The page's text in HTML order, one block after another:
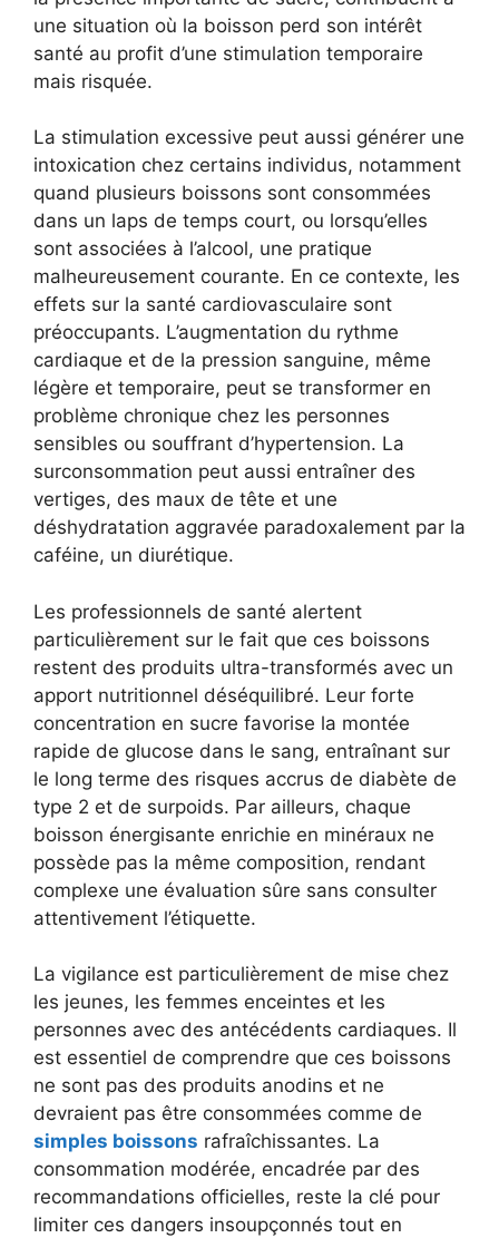
une situation où la boisson perd son intérêt
santé au profit d’une stimulation temporaire
mais risquée.
La stimulation excessive peut aussi générer une
intoxication chez certains individus, notamment
quand plusieurs boissons sont consommées
dans un laps de temps court, ou lorsqu’elles
sont associées à l’alcool, une pratique
malheureusement courante. En ce contexte, les
effets sur la santé cardiovasculaire sont
préoccupants. L’augmentation du rythme
cardiaque et de la pression sanguine, même
légère et temporaire, peut se transformer en
problème chronique chez les personnes
sensibles ou souffrant d’hypertension. La
surconsommation peut aussi entraîner des
vertiges, des maux de tête et une
déshydratation aggravée paradoxalement par la
caféine, un diurétique.
Les professionnels de santé alertent
particulièrement sur le fait que ces boissons
restent des produits ultra-transformés avec un
apport nutritionnel déséquilibré. Leur forte
concentration en sucre favorise la montée
rapide de glucose dans le sang, entraînant sur
le long terme des risques accrus de diabète de
type 2 et de surpoids. Par ailleurs, chaque
boisson énergisante enrichie en minéraux ne
possède pas la même composition, rendant
complexe une évaluation sûre sans consulter
attentivement l’étiquette.
La vigilance est particulièrement de mise chez
les jeunes, les femmes enceintes et les
personnes avec des antécédents cardiaques. Il
est essentiel de comprendre que ces boissons
ne sont pas des produits anodins et ne
devraient pas être consommées comme de
simples boissons rafraîchissantes. La
consommation modérée, encadrée par des
recommandations officielles, reste la clé pour
limiter ces dangers insoupçonnés tout en